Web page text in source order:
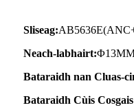
Sliseag:
Neach-labhairt:
Bataraidh nan Cluas-
Bataraidh Cùis